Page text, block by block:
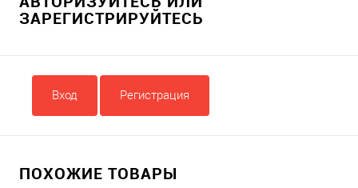
ЗАРЕГИСТРИРУЙТЕСЬ
Вход Регистрация
ПОХОЖИЕ ТОВАРЫ